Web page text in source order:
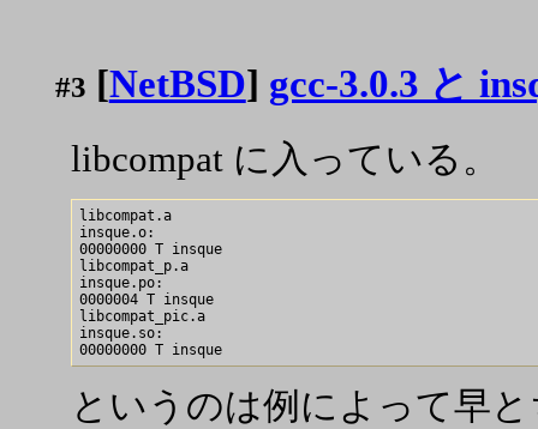
#3 [NetBSD] gcc-3.0.3 と
libcompat に入っている。
libcompat.a
insque.o:
00000000 T insque
libcompat_p.a
insque.po:
0000004 T insque
libcompat_pic.a
insque.so:
というのは例によって早